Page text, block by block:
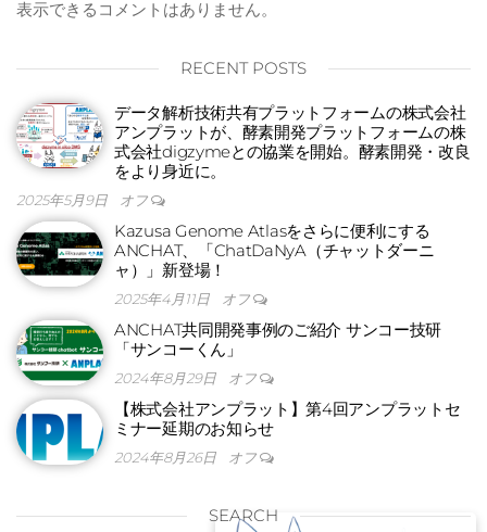
表示できるコメントはありません。
RECENT POSTS
データ解析技術共有プラットフォームの株式会社
アンプラットが、酵素開発プラットフォームの株
式会社digzymeとの協業を開始。酵素開発・改良
をより身近に。
2025年5月9日 オフ
Kazusa Genome Atlasをさらに便利にする
ANCHAT、「ChatDaNyA（チャットダーニ
ャ）」新登場！
2025年4月11日 オフ
ANCHAT共同開発事例のご紹介 サンコー技研
「サンコーくん」
2024年8月29日 オフ
【株式会社アンプラット】第4回アンプラットセ
ミナー延期のお知らせ
2024年8月26日 オフ
SEARCH